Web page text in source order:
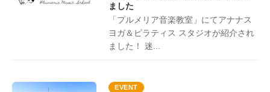
ました
「プルメリア音楽教室」にてアナナス
ヨガ＆ピラティス スタジオが紹介され
ました！ 迷...
EVENT